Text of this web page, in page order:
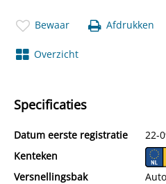
Bewaar Afdrukken
Overzicht
Specificaties
Datum eerste registratie
22-
Kenteken
Versnellingsbak